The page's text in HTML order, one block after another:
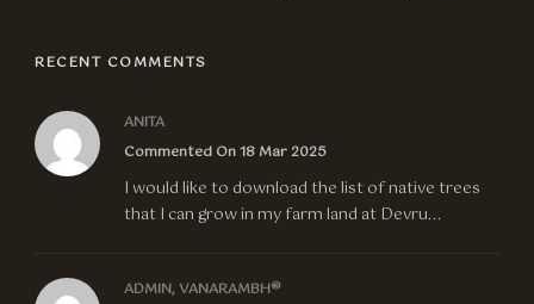
RECENT COMMENTS
ANITA
Commented On 18 Mar 2025
I would like to download the list of native trees
that I can grow in my farm land at Devru...
ADMIN, VANARAMBH®